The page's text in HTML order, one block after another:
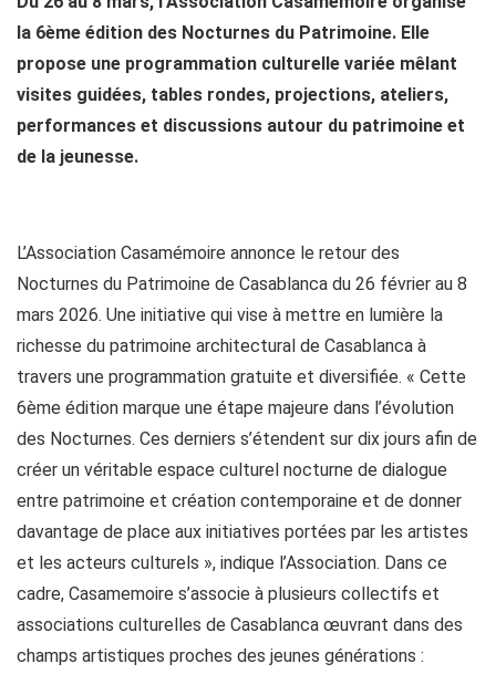
la 6ème édition des Nocturnes du Patrimoine. Elle
propose une programmation culturelle variée mêlant
visites guidées, tables rondes, projections, ateliers,
performances et discussions autour du patrimoine et
de la jeunesse.
L’Association Casamémoire annonce le retour des
Nocturnes du Patrimoine de Casablanca du 26 février au 8
mars 2026. Une initiative qui vise à mettre en lumière la
richesse du patrimoine architectural de Casablanca à
travers une programmation gratuite et diversifiée. « Cette
6ème édition marque une étape majeure dans l’évolution
des Nocturnes. Ces derniers s’étendent sur dix jours afin de
créer un véritable espace culturel nocturne de dialogue
entre patrimoine et création contemporaine et de donner
davantage de place aux initiatives portées par les artistes
et les acteurs culturels », indique l’Association. Dans ce
cadre, Casamemoire s’associe à plusieurs collectifs et
associations culturelles de Casablanca œuvrant dans des
champs artistiques proches des jeunes générations :